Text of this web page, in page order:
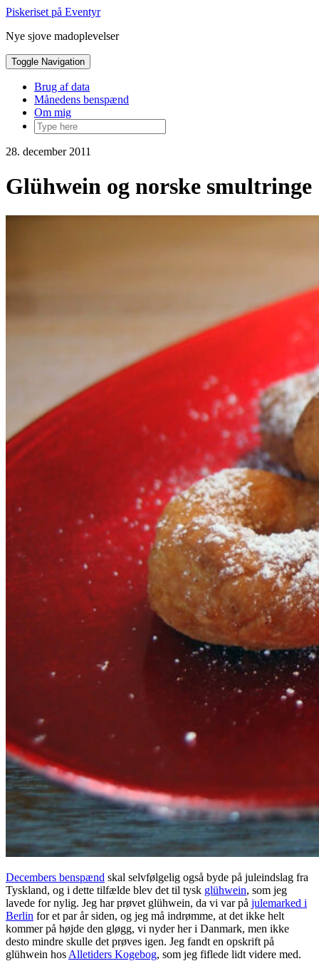
Skip
content
Piskeriset på Eventyr
Nye sjove madoplevelser
Toggle Navigation
Brug af data
Månedens benspænd
Om mig
28. december 2011
Glühwein og norske smultringe
Decembers benspænd skal selvfølgelig også byde på juleindslag fra
Tyskland, og i dette tilfælde blev det til tysk glühwein, som jeg
lavede for nylig. Jeg har prøvet glühwein, da vi var på julemarked i
Berlin for et par år siden, og jeg må indrømme, at det ikke helt
kommer på højde den gløgg, vi nyder her i Danmark, men ikke
desto mindre skulle det prøves igen. Jeg fandt en opskrift på
glühwein hos Alletiders Kogebog, som jeg fiflede lidt videre med.